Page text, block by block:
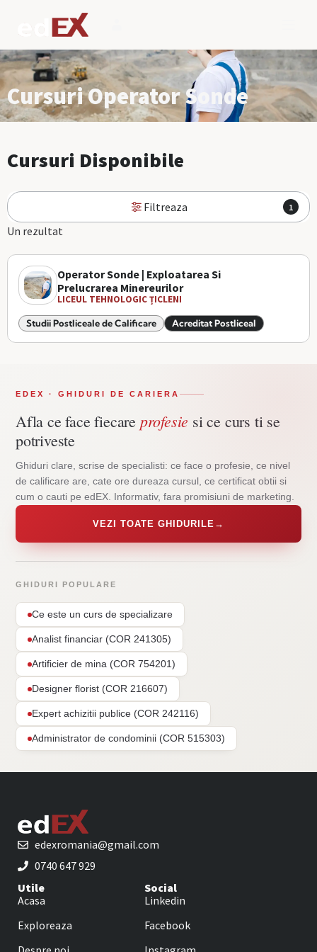
Cursuri Operator Sonde
Cursuri Disponibile
Filtreaza 1
Un rezultat
Operator Sonde | Exploatarea Si
Prelucrarea Minereurilor
LICEUL TEHNOLOGIC ȚICLENI
Studii Postliceale de Calificare Acreditat Postliceal
EDEX · GHIDURI DE CARIERA
Afla ce face fiecare profesie si ce curs ti se
potriveste
Ghiduri clare, scrise de specialisti: ce face o profesie, ce nivel
de calificare are, cate ore dureaza cursul, ce certificat obtii si
cum o cauti pe edEX. Informativ, fara promisiuni de marketing.
VEZI TOATE GHIDURILE →
GHIDURI POPULARE
Ce este un curs de specializare
Analist financiar (COR 241305)
Artificier de mina (COR 754201)
Designer florist (COR 216607)
Expert achizitii publice (COR 242116)
Administrator de condominii (COR 515303)
edexromania@gmail.com
0740 647 929
Utile
Acasa
Exploreaza
Social
Linkedin
Facebook